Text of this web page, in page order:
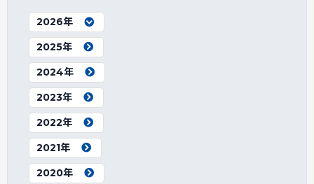
2026年
2025年
2024年
2023年
2022年
2021年
2020年